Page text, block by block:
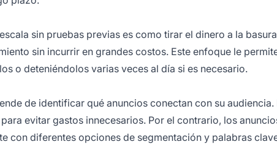
sin pruebas previas es como tirar el dinero a la
sin incurrir en grandes costos. Este enfoque le
o deteniéndolos varias veces al día si es necesario.
de identificar qué anuncios conectan con su
evitar gastos innecesarios. Por el contrario, los
con diferentes opciones de segmentación y palabras